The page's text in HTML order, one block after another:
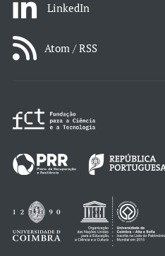
LinkedIn
Atom / RSS